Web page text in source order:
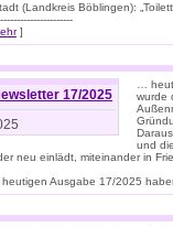
(Landkreis Böblingen):
]
17/2025
…
wurde
und
neu einlädt, miteinander in
heutigen Ausgabe 17/2025